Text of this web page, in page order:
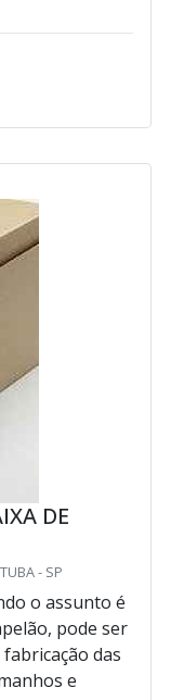
DE
- SP
o assunto é
pode ser
das
e